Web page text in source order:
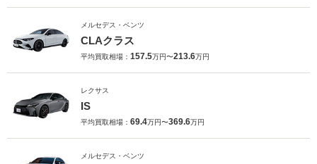
メルセデス・ベンツ
CLAクラス
平均買取相場： 157.5万円〜213.6万円
レクサス
IS
平均買取相場： 69.4万円〜369.6万円
メルセデス・ベンツ